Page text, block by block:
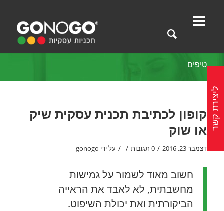
טיפים
קופון לכתיבת תכנית עסקית שיק
או שוק
דצמבר 23, 2016 / 0 תגובות /
/ על ידי gonogo
חשוב מאוד לשמור על גמישות
מחשבתית, לא לאבד את הראייה
הביקורתית ואת יכולת השיפוט.
ליצירת קשר